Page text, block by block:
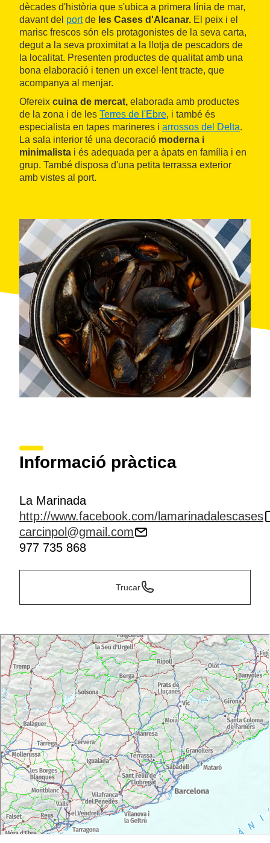
dècades d'història que s'ubica a primera línia de mar,
davant del portde les Cases d'Alcanar. El peix i el
marisc frescos són els protagonistes de la seva carta,
degut a la seva proximitat a la llotja de pescadors de
la localitat. Presenten productes de qualitat amb una
bona elaboració i tenen un excel·lent tracte, que
acompanya al menjar.
Ofereix cuina de mercat, elaborada amb productes
de la zona i de les Terres de l'Ebre, i també és
especialista en tapes marineres i arrossos del Delta.
La sala interior té una decoració moderna i
minimalista i és adequada per a àpats en família i en
grup. També disposa d'una petita terrassa exterior
amb vistes al port.
Informació pràctica
La Marinada
http://www.facebook.com/lamarinadalescases
carcinpol@gmail.com
977 735 868
Trucar